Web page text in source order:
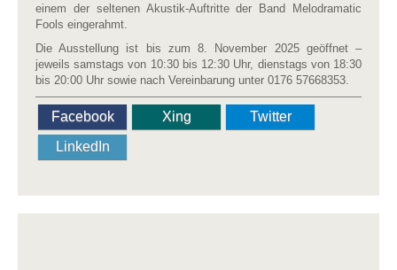
einem der seltenen Akustik-Auftritte der Band Melodramatic
Fools eingerahmt.
Die Ausstellung ist bis zum 8. November 2025 geöffnet –
jeweils samstags von 10:30 bis 12:30 Uhr, dienstags von 18:30
bis 20:00 Uhr sowie nach Vereinbarung unter 0176 57668353.
Facebook Xing
Twitter
LinkedIn